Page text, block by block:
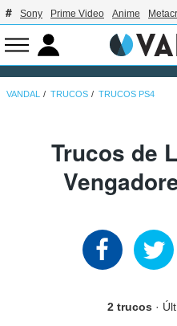
Sony Prime Video Anime
VANDAL TRUCOS TRUCOS PS4
Trucos de
2 trucos ·